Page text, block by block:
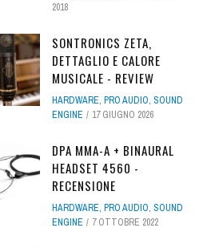
2018
SONTRONICS ZETA,
DETTAGLIO E CALORE
MUSICALE - REVIEW
HARDWARE, PRO AUDIO, SOUND
ENGINE
17 GIUGNO 2026
DPA MMA-A + BINAURAL
HEADSET 4560 -
RECENSIONE
HARDWARE, PRO AUDIO, SOUND
ENGINE
7 OTTOBRE 2022
SEGUICI